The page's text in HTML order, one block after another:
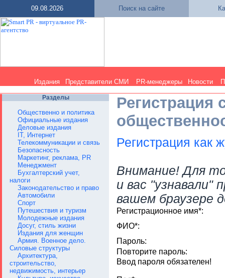
09.08.2026 Поиск на сайте
Издания Представители СМИ PR-менеджеры Новости
Разделы
Общественно и политика
Официальные издания
Деловые издания
IT, Интернет
Телекоммуникации и связь
Безопасность
Маркетинг, реклама, PR
Менеджмент
Бухгалтерский учет,
налоги
Законодательство и право
Автомобили
Спорт
Путешествия и туризм
Молодежные издания
Досуг, стиль жизни
Издания для женщин
Армия. Военное дело.
Силовые структуры
Архитектура,
строительство,
недвижимость, интерьер
Регистрация
Регистрация как
Внимание! Для
и вас "узнавали"
вашем браузере
Регистрационное имя*:
ФИО*:
Пароль:
Повторите пароль:
Ввод пароля обязателен!